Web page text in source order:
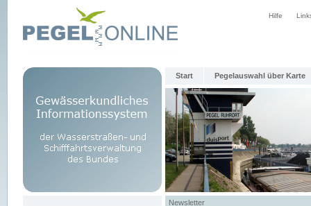
Hilfe
Start Pegelauswahl über Karte
Newsletter